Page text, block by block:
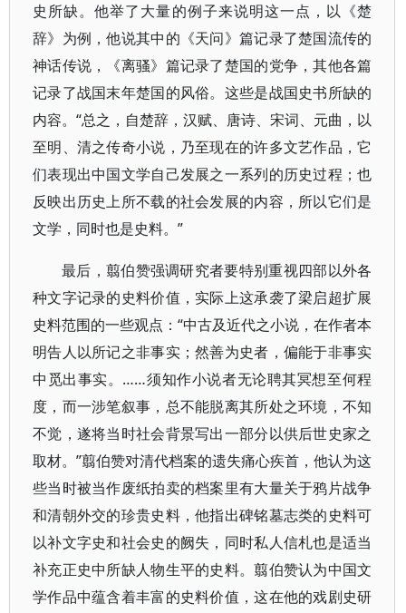
史所缺。他举了大量的例子来说明这一点，以《楚
辞》为例，他说其中的《天问》篇记录了楚国流传的
神话传说，《离骚》篇记录了楚国的党争，其他各篇
记录了战国末年楚国的风俗。这些是战国史书所缺的
内容。“总之，自楚辞，汉赋、唐诗、宋词、元曲，以
至明、清之传奇小说，乃至现在的许多文艺作品，它
们表现出中国文学自己发展之一系列的历史过程；也
反映出历史上所不载的社会发展的内容，所以它们是
文学，同时也是史料。”
最后，翦伯赞强调研究者要特别重视四部以外各
种文字记录的史料价值，实际上这承袭了梁启超扩展
史料范围的一些观点：“中古及近代之小说，在作者本
明告人以所记之非事实；然善为史者，偏能于非事实
中觅出事实。……须知作小说者无论聘其冥想至何程
度，而一涉笔叙事，总不能脱离其所处之环境，不知
不觉，遂将当时社会背景写出一部分以供后世史家之
取材。”翦伯赞对清代档案的遗失痛心疾首，他认为这
些当时被当作废纸拍卖的档案里有大量关于鸦片战争
和清朝外交的珍贵史料，他指出碑铭墓志类的史料可
以补文字史和社会史的阙失，同时私人信札也是适当
补充正史中所缺人物生平的史料。翦伯赞认为中国文
学作品中蕴含着丰富的史料价值，这在他的戏剧史研